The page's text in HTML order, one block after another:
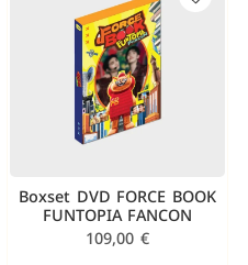
Boxset DVD FORCE BOOK
FUNTOPIA FANCON
109,00 €